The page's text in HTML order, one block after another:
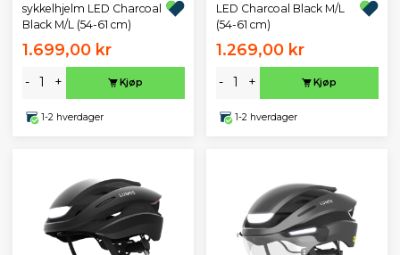
sykkelhjelm LED Charcoal
Black M/L (54-61 cm)
1.699,00 kr
- + Kjøp
1-2 hverdager
LED Charcoal Black M/L
(54-61 cm)
1.269,00 kr
- + Kjøp
1-2 hverdager